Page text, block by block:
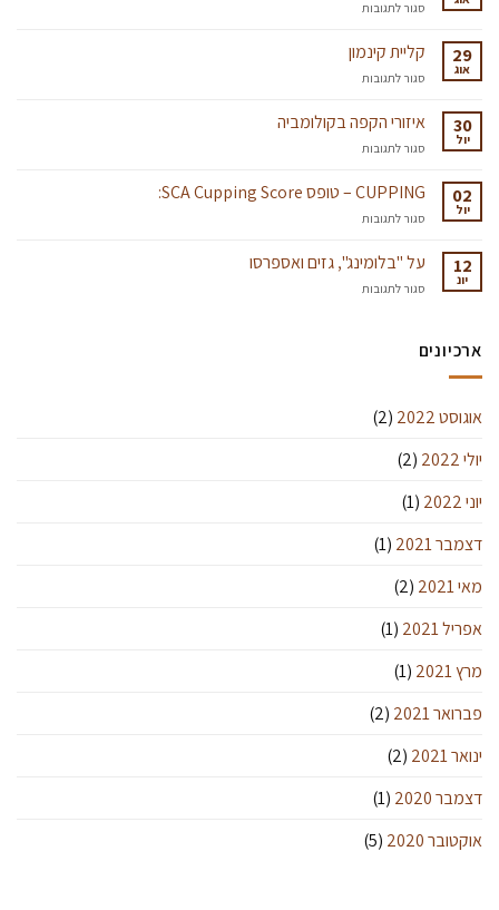
סגור לתגובות
ומדוע
הם
לנו?
29
אוג
קליית קינמון
סגור לתגובות
30
יול
איזורי הקפה בקולומביה
סגור לתגובות
הקפה
בקולומביה
02
יול
CUPPING – טופס SCA Cupping Score:
סגור לתגובות
טופס
SCA
12
יונ
על "בלומינג", גזים ואספרסו
סגור לתגובות
ארכיונים
אוגוסט 2022
(2)
יולי 2022
(2)
יוני 2022
(1)
דצמבר 2021
(1)
מאי 2021
(2)
אפריל 2021
(1)
מרץ 2021
(1)
פברואר 2021
(2)
ינואר 2021
(2)
דצמבר 2020
(1)
אוקטובר 2020
(5)